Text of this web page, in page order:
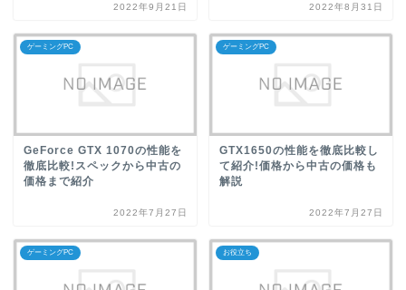
2022年9月21日 2022年8月31日
ゲーミングPC
GeForce GTX 1070の性能を
徹底比較!スペックから中古の
価格まで紹介
2022年7月27日
ゲーミングPC
GTX1650の性能を徹底比較し
て紹介!価格から中古の価格も
解説
2022年7月27日
ゲーミングPC お役立ち